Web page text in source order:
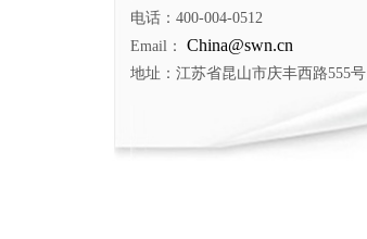
电话：400-004-0512
Email：
China@swn.cn
地址：江苏省昆山市庆丰西路555号